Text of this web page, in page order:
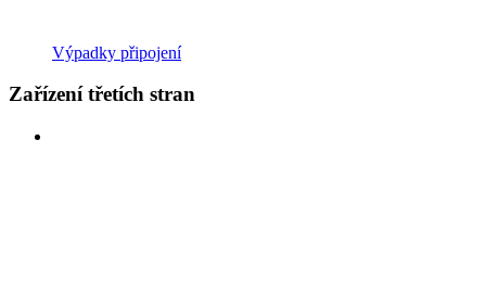
Výpadky připojení
Zařízení třetích stran